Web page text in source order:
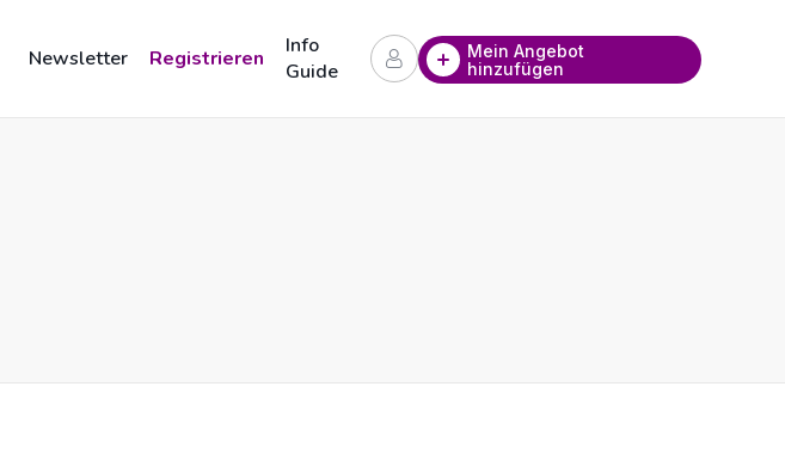
Newsletter Registrieren
Info
Guide
Mein Angebot
hinzufügen